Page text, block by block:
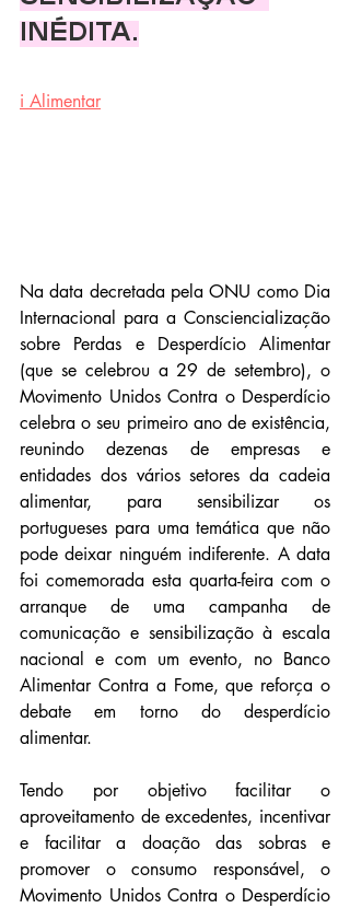
inédita.
i Alimentar
Na data decretada pela ONU como Dia
Internacional para a Consciencialização
sobre Perdas e Desperdício Alimentar
(que se celebrou a 29 de setembro), o
Movimento Unidos Contra o Desperdício
celebra o seu primeiro ano de existência,
reunindo dezenas de empresas e
entidades dos vários setores da cadeia
alimentar, para sensibilizar os
portugueses para uma temática que não
pode deixar ninguém indiferente. A data
foi comemorada esta quarta-feira com o
arranque de uma campanha de
comunicação e sensibilização à escala
nacional e com um evento, no Banco
Alimentar Contra a Fome, que reforça o
debate em torno do desperdício
alimentar.
Tendo por objetivo facilitar o
aproveitamento de excedentes, incentivar
e facilitar a doação das sobras e
promover o consumo responsável, o
Movimento Unidos Contra o Desperdício